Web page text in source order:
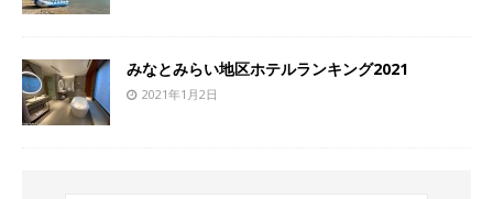
みなとみらい地区ホテルランキング2021
2021年1月2日